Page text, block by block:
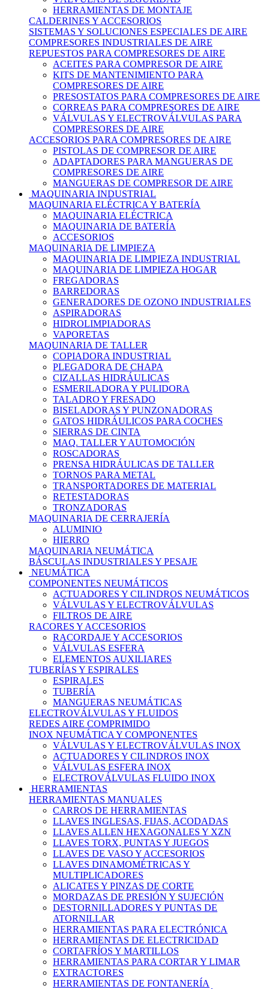
HERRAMIENTAS DE MONTAJE
CALDERINES Y ACCESORIOS
SISTEMAS Y SOLUCIONES ESPECIALES DE AIRE
COMPRESORES INDUSTRIALES DE AIRE
REPUESTOS PARA COMPRESORES DE AIRE
ACEITES PARA COMPRESOR DE AIRE
KITS DE MANTENIMIENTO PARA
COMPRESORES DE AIRE
PRESOSTATOS PARA COMPRESORES DE AIRE
CORREAS PARA COMPRESORES DE AIRE
VÁLVULAS Y ELECTROVÁLVULAS PARA
COMPRESORES DE AIRE
ACCESORIOS PARA COMPRESORES DE AIRE
PISTOLAS DE COMPRESOR DE AIRE
ADAPTADORES PARA MANGUERAS DE
COMPRESORES DE AIRE
MANGUERAS DE COMPRESOR DE AIRE
MAQUINARIA INDUSTRIAL
MAQUINARIA ELÉCTRICA Y BATERÍA
MAQUINARIA ELÉCTRICA
MAQUINARIA DE BATERÍA
ACCESORIOS
MAQUINARIA DE LIMPIEZA
MAQUINARIA DE LIMPIEZA INDUSTRIAL
MAQUINARIA DE LIMPIEZA HOGAR
FREGADORAS
BARREDORAS
GENERADORES DE OZONO INDUSTRIALES
ASPIRADORAS
HIDROLIMPIADORAS
VAPORETAS
MAQUINARIA DE TALLER
COPIADORA INDUSTRIAL
PLEGADORA DE CHAPA
CIZALLAS HIDRÁULICAS
ESMERILADORA Y PULIDORA
TALADRO Y FRESADO
BISELADORAS Y PUNZONADORAS
GATOS HIDRÁULICOS PARA COCHES
SIERRAS DE CINTA
MAQ. TALLER Y AUTOMOCIÓN
ROSCADORAS
PRENSA HIDRÁULICAS DE TALLER
TORNOS PARA METAL
TRANSPORTADORES DE MATERIAL
RETESTADORAS
TRONZADORAS
MAQUINARIA DE CERRAJERÍA
ALUMINIO
HIERRO
MAQUINARIA NEUMÁTICA
BÁSCULAS INDUSTRIALES Y PESAJE
NEUMÁTICA
COMPONENTES NEUMÁTICOS
ACTUADORES Y CILINDROS NEUMÁTICOS
VÁLVULAS Y ELECTROVÁLVULAS
FILTROS DE AIRE
RACORES Y ACCESORIOS
RACORDAJE Y ACCESORIOS
VÁLVULAS ESFERA
ELEMENTOS AUXILIARES
TUBERÍAS Y ESPIRALES
ESPIRALES
TUBERÍA
MANGUERAS NEUMÁTICAS
ELECTROVÁLVULAS Y FLUIDOS
REDES AIRE COMPRIMIDO
INOX NEUMÁTICA Y COMPONENTES
VÁLVULAS Y ELECTROVÁLVULAS INOX
ACTUADORES Y CILINDROS INOX
VÁLVULAS ESFERA INOX
ELECTROVÁLVULAS FLUIDO INOX
HERRAMIENTAS
HERRAMIENTAS MANUALES
CARROS DE HERRAMIENTAS
LLAVES INGLESAS, FIJAS, ACODADAS
LLAVES ALLEN HEXAGONALES Y XZN
LLAVES TORX, PUNTAS Y JUEGOS
LLAVES DE VASO Y ACCESORIOS
LLAVES DINAMOMÉTRICAS Y
MULTIPLICADORES
ALICATES Y PINZAS DE CORTE
MORDAZAS DE PRESIÓN Y SUJECIÓN
DESTORNILLADORES Y PUNTAS DE
ATORNILLAR
HERRAMIENTAS PARA ELECTRÓNICA
HERRAMIENTAS DE ELECTRICIDAD
CORTAFRÍOS Y MARTILLOS
HERRAMIENTAS PARA CORTAR Y LIMAR
EXTRACTORES
HERRAMIENTAS DE FONTANERÍA